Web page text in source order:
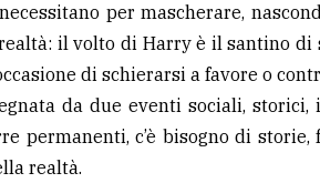
per mascherare,
il volto di Harry è il santino di
di schierarsi a favore o
da due eventi sociali,
permanenti, c’è bisogno di
realtà.